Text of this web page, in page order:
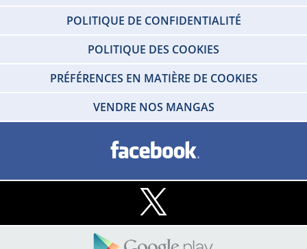
POLITIQUE DE CONFIDENTIALITÉ
POLITIQUE DES COOKIES
PRÉFÉRENCES EN MATIÈRE DE COOKIES
VENDRE NOS MANGAS